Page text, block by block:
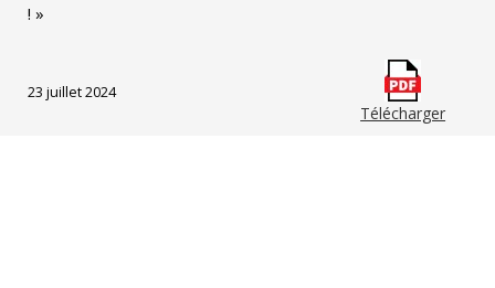
! »
23 juillet 2024
Télécharger